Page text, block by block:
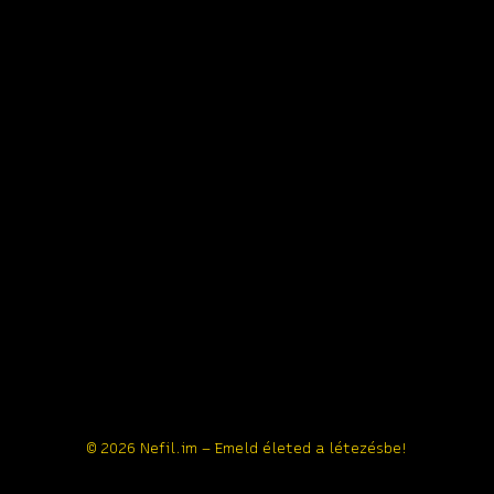
© 2026 Nefil.im – Emeld életed a létezésbe!